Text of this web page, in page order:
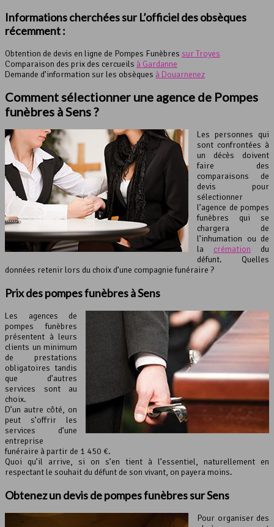
Informations cherchées sur L’officiel des obsèques
récemment :
Obtention de devis en ligne de Pompes Funèbres sur Troyes
Comparaison des prix des cercueils à Gardanne
Demande d’information sur les obsèques à Douarnenez
Comment sélectionner une agence de Pompes
funèbres à Sens ?
Les personnes qui
sont confrontées à
un décès doivent
faire des
comparaisons de
devis pour
sélectionner
l’agence de pompes
funèbres qui se
chargera de
l’inhumation ou de
la crémation du
défunt. Quelles
données retenir lors du choix d’une compagnie funéraire ?
Prix des pompes funèbres à Sens
Les agences de
pompes funèbres
présentent à leurs
clients un minimum
de prestations
obligatoires tandis
que d’autres
services sont au
choix.
D’un autre côté, on
peut s’offrir les
services d’une
entreprise
funéraire à partir de 1 450 €.
Quoi qu’il arrive, si on s’en tient à l’essentiel, naturellement en
respectant le souhait du défunt de son vivant, on payera moins.
Obtenez un devis de pompes funèbres sur Sens
Pour organiser des